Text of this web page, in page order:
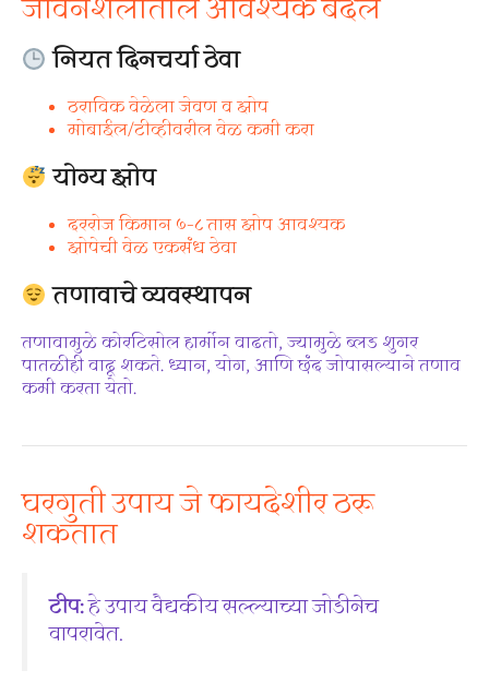
जीवनशैलीतील आवश्यक बदल
नियत दिनचर्या ठेवा
ठराविक वेळेला जेवण व झोप
मोबाईल/टीव्हीवरील वेळ कमी करा
योग्य झोप
दररोज किमान ७–८ तास झोप आवश्यक
झोपेची वेळ एकसंध ठेवा
तणावाचे व्यवस्थापन
तणावामुळे कोरटिसोल हार्मोन वाढतो, ज्यामुळे ब्लड शुगर
पातळीही वाढू शकते. ध्यान, योग, आणि छंद जोपासल्याने तणाव
कमी करता येतो.
घरगुती उपाय जे फायदेशीर ठरू
शकतात
टीप:हे उपाय वैद्यकीय सल्ल्याच्या जोडीनेच
वापरावेत.